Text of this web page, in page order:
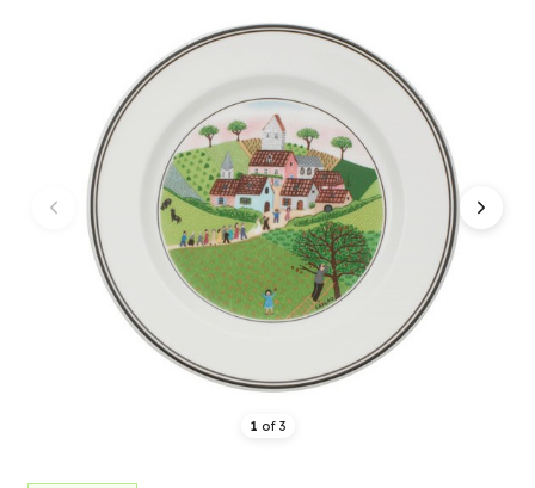
1 of 3